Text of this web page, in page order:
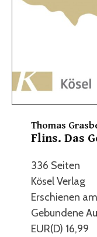
Thomas
Flins. Das
336 Seiten
Kösel Verlag
Erschienen
Gebundene
EUR(D) 16,99